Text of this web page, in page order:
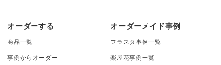
オーダーする
商品一覧
事例からオーダー
オーダーメイド事例
フラスタ事例一覧
楽屋花事例一覧